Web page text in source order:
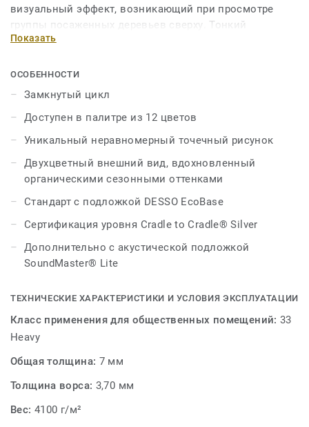
визуальный эффект, возникающий при просмотре
группы посаженных деревьев сверху. Тонкий
двухцветный внешний вид, вдохновленный
коллекции простое, но изысканное ощущение
современного интерьера рабочего места.
Универсальный ассортимент доступен в палитре из 12
цветов, включая восемь нейтральных, два
согревающих акцента зеленого и медного, а также
дополнительные тональные оттенки розового и
штормового синего.
Разработанный для бесшовного использования в
больших масштабах, дуэт цветных нитей привел к
уникальному текстурному внешнему виду ковровой
плитки. Продукт также можно комбинировать в
Эта коллекция является частью нашего замкнутого
цикла.
Показать
ОСОБЕННОСТИ
Замкнутый цикл
Доступен в палитре из 12 цветов
Уникальный неравномерный точечный рисунок
Двухцветный внешний вид, вдохновленный
органическими сезонными оттенками
Стандарт с подложкой DESSO EcoBase
Сертификация уровня Cradle to Cradle® Silver
Дополнительно с акустической подложкой
SoundMaster® Lite
ТЕХНИЧЕСКИЕ ХАРАКТЕРИСТИКИ И УСЛОВИЯ ЭКСПЛУАТАЦИИ
Класс применения для общественных помещений:33
Heavy
Общая толщина: 7 мм
Толщина ворса: 3,70 мм
Вес: 4100 г/м²